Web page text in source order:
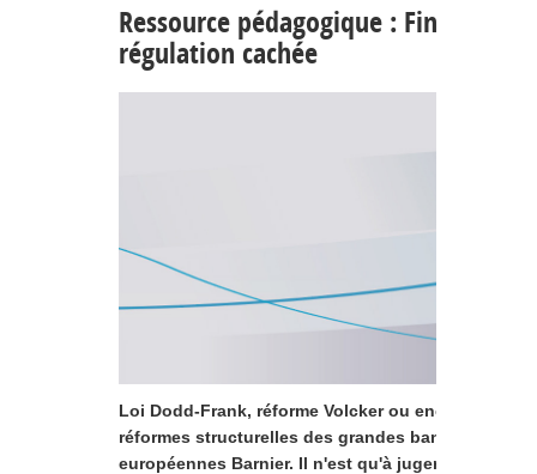
Ressource pédagogique : Finance : la
régulation cachée
Loi Dodd-Frank, réforme Volcker ou encore projet
réformes structurelles des grandes banques
européennes Barnier. Il n'est qu'à juger de